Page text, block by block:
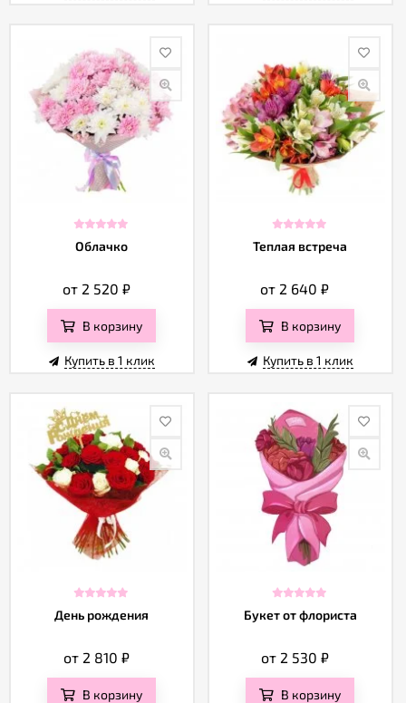
Облачко
от 2 520 ₽
В корзину
Купить в 1 клик
Теплая встреча
от 2 640₽
В корзину
Купить в 1 клик
День рождения
от 2 810 ₽
В корзину
Букет от флориста
от 2 530 ₽
В корзину